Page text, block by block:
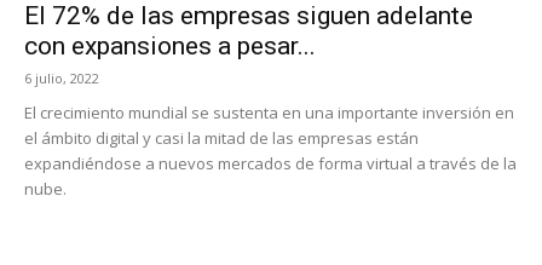
El 72% de las empresas siguen adelante
con expansiones a pesar...
6 julio, 2022
El crecimiento mundial se sustenta en una importante inversión en
el ámbito digital y casi la mitad de las empresas están
expandiéndose a nuevos mercados de forma virtual a través de la
nube.